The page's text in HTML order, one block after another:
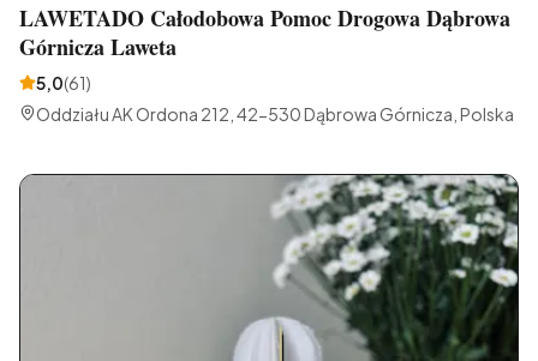
LAWETADO Całodobowa Pomoc Drogowa Dąbrowa
Górnicza Laweta
5,0(61)
Oddziału AK Ordona 212, 42-530 Dąbrowa Górnicza, Polska